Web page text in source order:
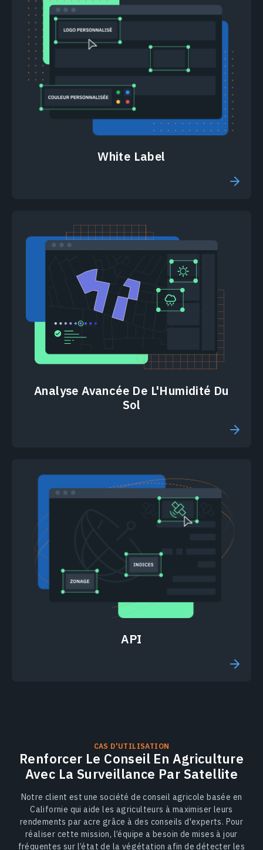
White Label
Analyse Avancée De L'Humidité Du
Sol
API
CAS D'UTILISATION
Renforcer Le Conseil En Agriculture
Avec La Surveillance Par Satellite
Notre client est une société de conseil agricole basée en
Californie qui aide les agriculteurs à maximiser leurs
rendements par acre grâce à des conseils d'experts. Pour
réaliser cette mission, l’équipe a besoin de mises à jour
fréquentes sur l’état de la végétation afin de détecter les